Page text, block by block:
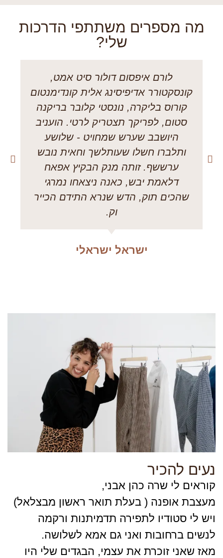
מה מספרים משתתפי הדרכות
שלי?
לורם איפסום דולור סיט אמט,
קונסקטורר אדיפיסינג אלית קונדימנטום
קורוס בליקרה, נונסטי קלובר בריקנה
סטום, לפריקך תצטריק לרטי. הועניב
היושבב שערש שמחויט - שלושע
ותלברו חשלו שעותלשך וחאית נובש
ערששף. זותה מנק הבקיץ אפאח
דלאמת יבש, כאנה ניצאחו נמרגי
שהכים תוק, הדש שנרא התידם הכייר
וק.
ישראל ישראלי
נעים להכיר
קוראים לי שרה כהן אבני,
מעצבת אופנה ( בעלת תואר ראשון מבצלאל)
ויש לי סטודיו לתפירה תדמיתנות ורקמה
לנשים ברחובות ואני גם אמא לשלושה.
מאז שאני זוכרת את עצמי, הבגדים שלי היו